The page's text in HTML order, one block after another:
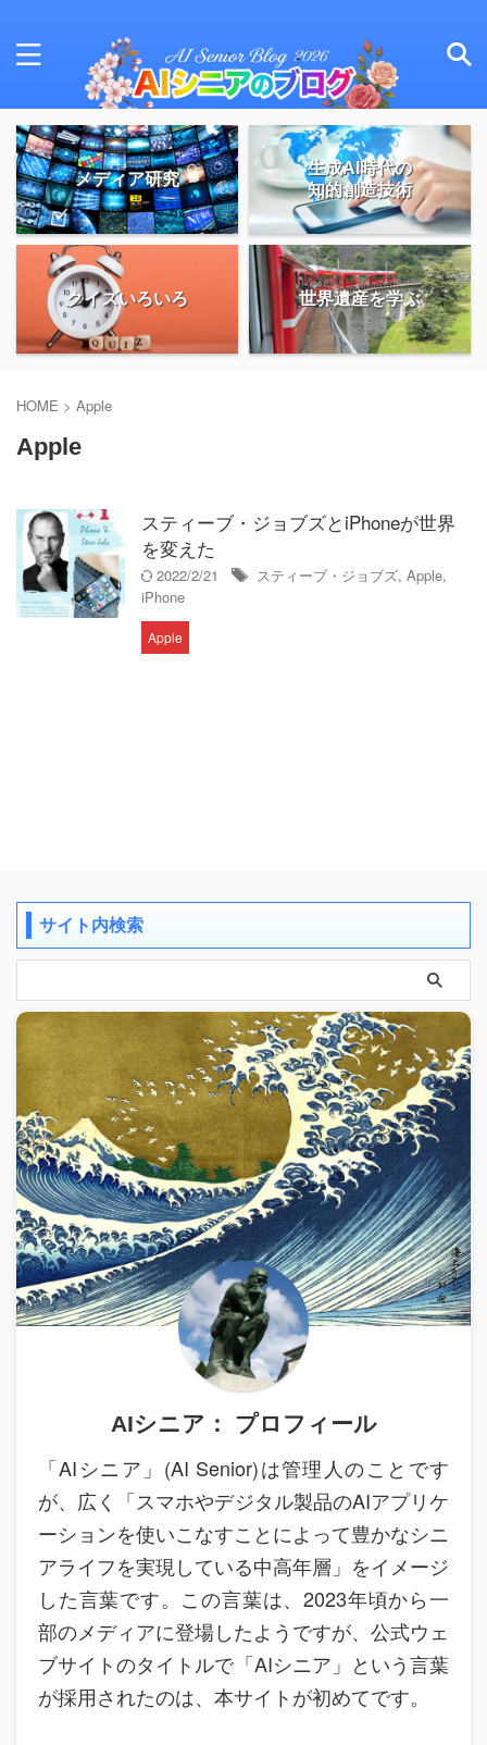
メディア研究
生成AI時代の
知的創造技術
クイズいろいろ 世界遺産を学ぶ
HOME > Apple
Apple
スティーブ・ジョブズとiPhoneが世界
を変えた
2022/2/21 スティーブ・ジョブズ, Apple,
iPhone
Apple
サイト内検索
AIシニア： プロフィール
「AIシニア」(AI Senior)は管理人のことです
が、広く「スマホやデジタル製品のAIアプリケ
ーションを使いこなすことによって豊かなシニ
アライフを実現している中高年層」をイメージ
した言葉です。この言葉は、2023年頃から一
部のメディアに登場したようですが、公式ウェ
ブサイトのタイトルで「AIシニア」という言葉
が採用されたのは、本サイトが初めてです。